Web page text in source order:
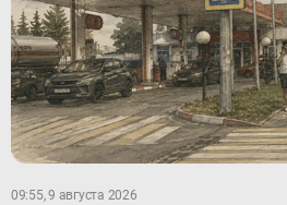
09:55, 9 августа 2026